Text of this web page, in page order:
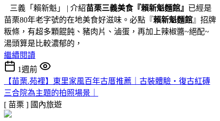
三義「賴新魁」 | 介紹苗栗三義美食『賴新魁麵館』 已經是
苗栗80年老字號的在地美食好滋味。必點『賴新魁麵館』招牌
粄條，有超多顆餛飩、豬肉片、滷蛋，再加上辣椒醬~絕配~
湯頭算是比較濃郁的，
繼續閱讀
1週前
【苗栗.苑裡】東里家風百年古厝推薦｜古裝體驗・復古紅磚
三合院為主題的拍照場景｜
[ 苗栗 ] 國內旅遊